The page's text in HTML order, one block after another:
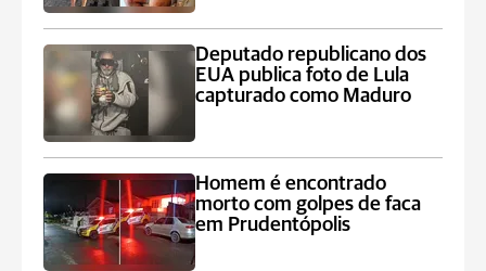
Deputado republicano dos
EUA publica foto de Lula
capturado como Maduro
Homem é encontrado
morto com golpes de faca
em Prudentópolis